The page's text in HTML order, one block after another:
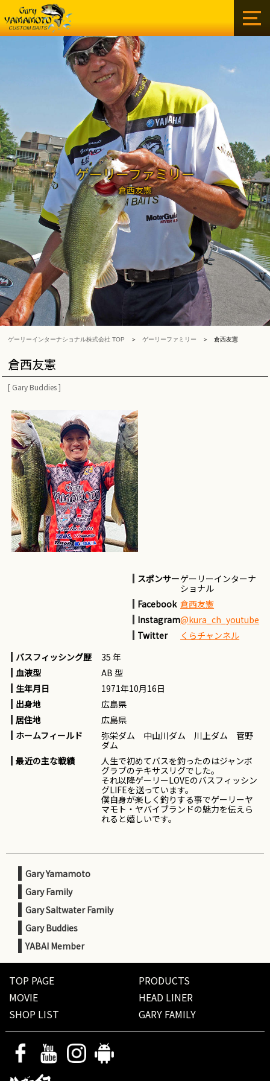
ゲ
ー
リ
ナ
シ
ョ
ナ
ル
株
式
会
ゲーリーファミリー
倉西友憲
ゲーリーインターナショナル株式会社 TOP ゲーリーファミリー 倉西友憲
倉西友憲
[ Gary Buddies]
スポンサーゲーリーインターナ
ショナル
Facebook 倉西友憲
Instagram@kura_ch_youtube
Twitter
くらチャンネル
バスフィッシング歴
35 年
血液型
AB 型
生年月日
1971年10月16日
出身地
広島県
居住地
広島県
ホームフィールド
弥栄ダム 中山川ダム 川上ダム 菅野
ダム
最近の主な戦績
人生で初めてバスを釣ったのはジャンボ
グラブのテキサスリグでした。
それ以降ゲーリーLOVEのバスフィッシン
グLIFEを送っています。
僕自身が楽しく釣りする事でゲーリーヤ
マモト・ヤバイブランドの魅力を伝えら
れると嬉しいです。
Gary Yamamoto
Gary Family
Gary Saltwater Family
Gary Buddies
YABAI Member
TOP PAGE
PRODUCTS
MOVIE
HEAD LINER
SHOP LIST
GARY FAMILY